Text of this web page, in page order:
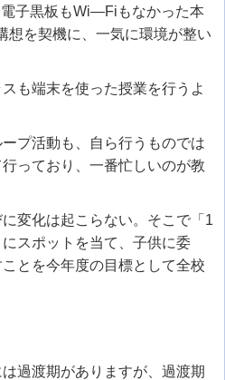
子黒板もWi―Fi もなかった本
想を契機に、一気に環境が整い
も端末を使った授業を行うよ
プ活動も、自ら行うものでは
っており、一番忙しいのが教
変化は起こらない。そこで「 1
スポットを当て、子供に委
とを今年度の目標として全校
過渡期がありますが、過渡期